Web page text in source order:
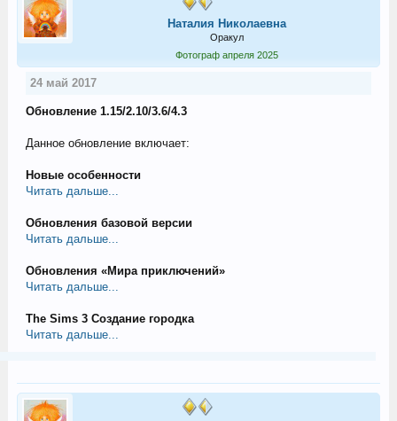
Наталия Николаевна
Оракул
Фотограф апреля 2025
24 май 2017
Обновление 1.15/2.10/3.6/4.3
Данное обновление включает:
Новые особенности
Читать дальше...
Обновления базовой версии
Читать дальше...
Обновления «Мира приключений»
Читать дальше...
The Sims 3 Создание городка
Читать дальше...